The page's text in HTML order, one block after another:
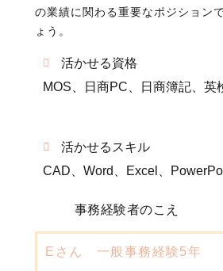
の業績に関わる重要なポジション
ょう。
活かせる資格
MOS、日商PC、日商簿記、英
活かせるスキル
CAD、Word、Excel、
事務経験者のこえ
Eさん 一般事務経験5年